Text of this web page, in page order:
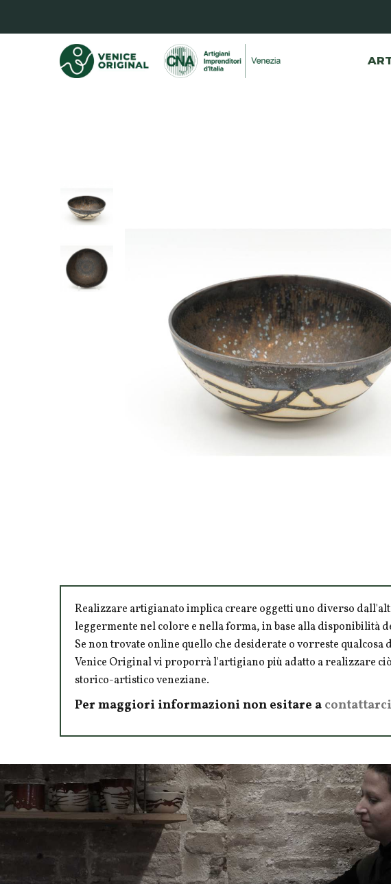
Realizzare artigianato implica creare oggetti uno diverso
leggermente nel colore e nella forma, in base alla disponibilità
Se non trovate online quello che desiderate o vorreste
Venice Original vi proporrà l'artigiano più adatto a realizzare
storico-artistico veneziane.
Per maggiori informazioni non esitare a